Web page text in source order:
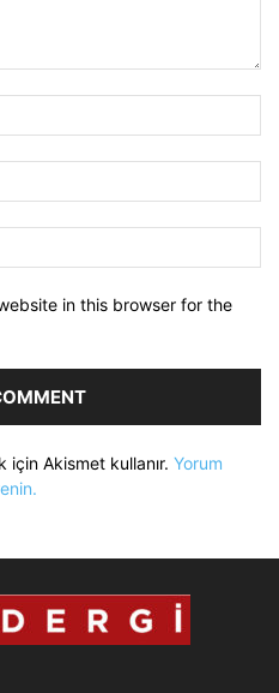
in this browser for the
için Akismet kullanır. Yorum